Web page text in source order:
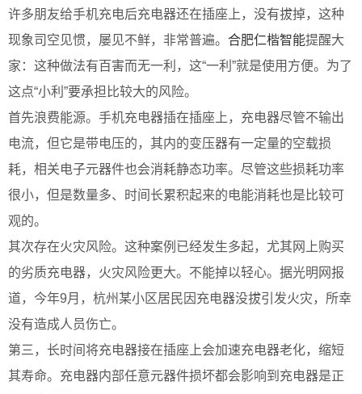
许多朋友给手机充电后充电器还在插座上，没有拔掉，这种
现象司空见惯，屡见不鲜，非常普遍。 合肥仁楷智能提醒大
家：这种做法有百害而无一利，这“一利”就是使用方便。为了
这点“小利”要承担比较大的风险。
首先浪费能源。手机充电器插在插座上，充电器尽管不输出
电流，但它是带电压的，其内的变压器有一定量的空载损
耗，相关电子元器件也会消耗静态功率。尽管这些损耗功率
很小，但是数量多、时间长累积起来的电能消耗也是比较可
观的。
其次存在火灾风险。这种案例已经发生多起，尤其网上购买
的劣质充电器，火灾风险更大。不能掉以轻心。据光明网报
道，今年9月，杭州某小区居民因充电器没拔引发火灾，所幸
没有造成人员伤亡。
第三，长时间将充电器接在插座上会加速充电器老化，缩短
其寿命。充电器内部任意元器件损坏都会影响到充电器是正